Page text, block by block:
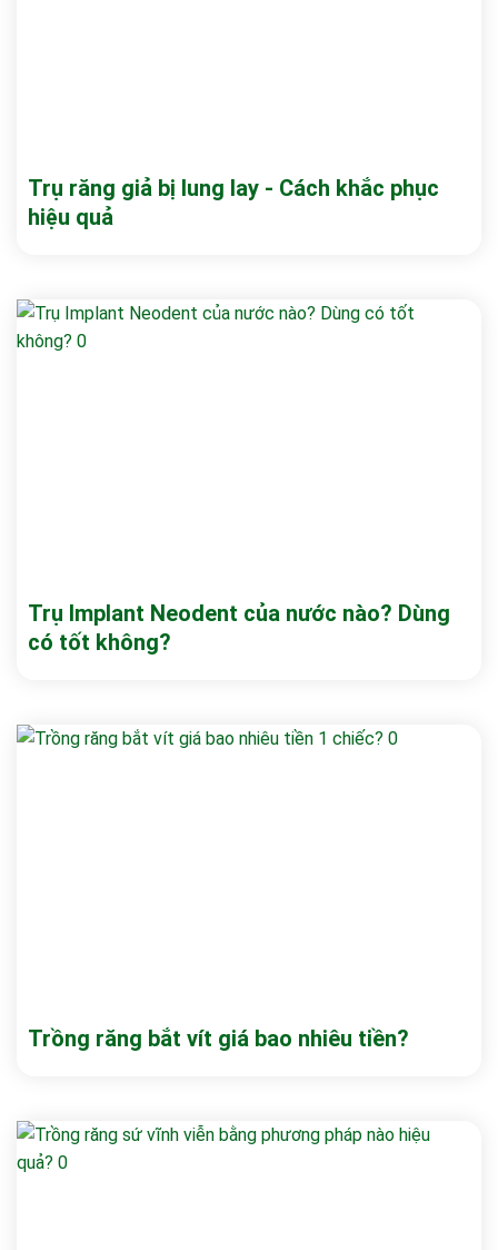
Trụ răng giả bị lung lay - Cách khắc phục
hiệu quả
Trụ Implant Neodent của nước nào? Dùng
có tốt không?
Trồng răng bắt vít giá bao nhiêu tiền?